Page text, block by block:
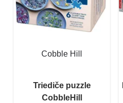
Cobble Hill
Triediče puzzle
CobbleHill